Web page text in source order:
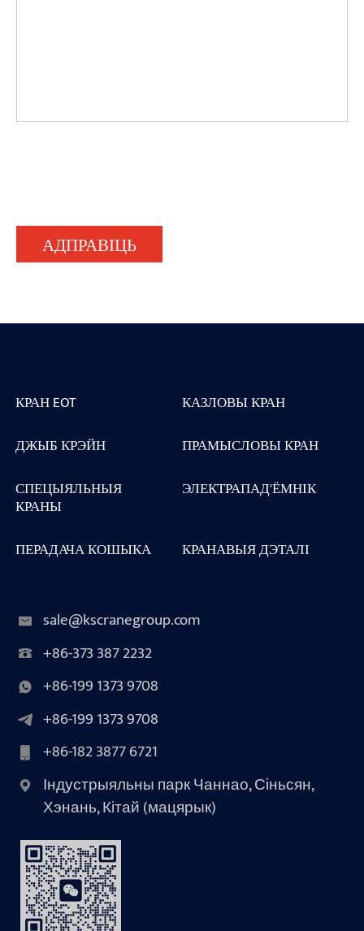
АДПРАВІЦЬ
КРАН EOT
КАЗЛОВЫ КРАН
ДЖЫБ КРЭЙН
ПРАМЫСЛОВЫ КРАН
СПЕЦЫЯЛЬНЫЯ
КРАНЫ
ЭЛЕКТРАПАД'ЁМНІК
ПЕРАДАЧА КОШЫКА КРАНАВЫЯ ДЭТАЛІ
sale@kscranegroup.com
+86-373 387 2232
+86-199 1373 9708
+86-199 1373 9708
+86-182 3877 6721
Індустрыяльны парк Чаннао, Сіньсян,
Хэнань, Кітай (мацярык)